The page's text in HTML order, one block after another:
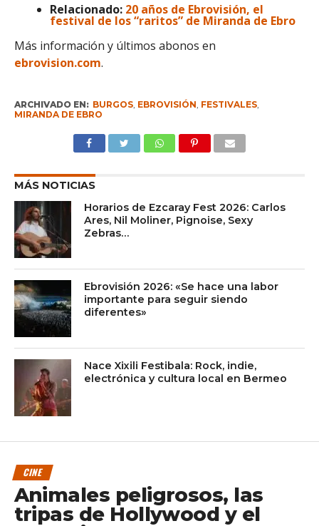
Relacionado: 20 años de Ebrovisión, el
festival de los “raritos” de Miranda de Ebro
Más información y últimos abonos en
ebrovision.com.
ARCHIVADO EN: BURGOS, EBROVISIÓN, FESTIVALES,
MIRANDA DE EBRO
MÁS NOTICIAS
Horarios de Ezcaray Fest 2026: Carlos
Ares, Nil Moliner, Pignoise, Sexy
Zebras…
Ebrovisión 2026: «Se hace una labor
importante para seguir siendo
diferentes»
Nace Xixili Festibala: Rock, indie,
electrónica y cultura local en Bermeo
CINE
Animales peligrosos, las
tripas de Hollywood y el